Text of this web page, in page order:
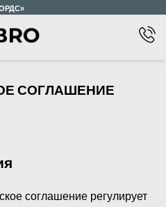
ТУРЕСОГЛАШЕНИЕ
соглашение регулирует